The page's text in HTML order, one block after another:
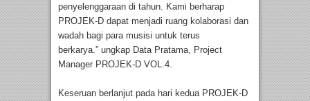
penyelenggaraan di tahun. Kami berharap
PROJEK-D dapat menjadi ruang kolaborasi dan
wadah bagi para musisi untuk terus
berkarya.” ungkap Data Pratama, Project
Manager PROJEK-D VOL.4.
Keseruan berlanjut pada hari kedua PROJEK-D